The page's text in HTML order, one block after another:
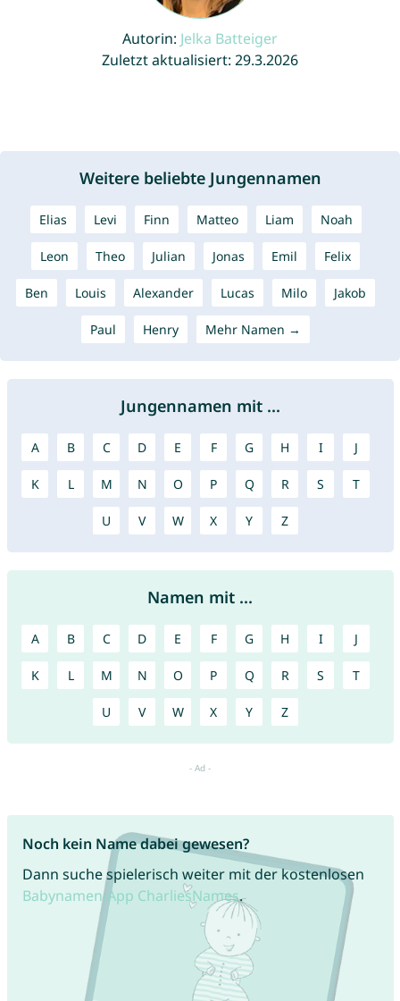
Autorin: Jelka Batteiger
Zuletzt aktualisiert: 29.3.2026
Weitere beliebte Jungennamen
Elias Levi Finn Matteo Liam Noah
Leon Theo Julian Jonas Emil Felix
Ben Louis Alexander Lucas Milo Jakob
Paul Henry Mehr Namen →
Jungennamen mit ...
A B C D E F G H I J
K L M N O P Q R S T
U V W X Y Z
Namen mit ...
A B C D E F G H I J
K L M N O P Q R S T
U V W X Y Z
Noch kein Name dabei gewesen?
Dann suche spielerisch weiter mit der kostenlosen
Babynamen-App CharliesNames.